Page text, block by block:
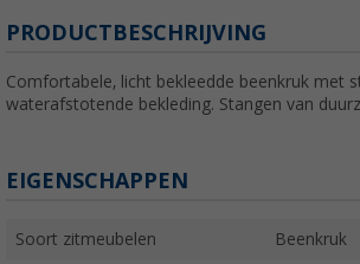
PRODUCTBESCHRIJVING
Comfortabele, licht bekleedde beenkruk met
waterafstotende bekleding. Stangen van
EIGENSCHAPPEN
Soort zitmeubelen Beenkruk